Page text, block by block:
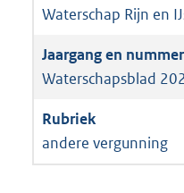
Waterschap Rijn en
Waterschapsblad
andere vergunning